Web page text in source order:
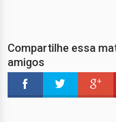
Compartilhe essa
amigos